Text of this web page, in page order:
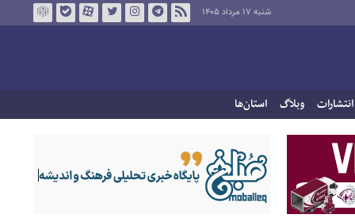
شنبه ۱۷ مرداد ۱۴۰۵
انتشارات وبلاگ استان‌ها